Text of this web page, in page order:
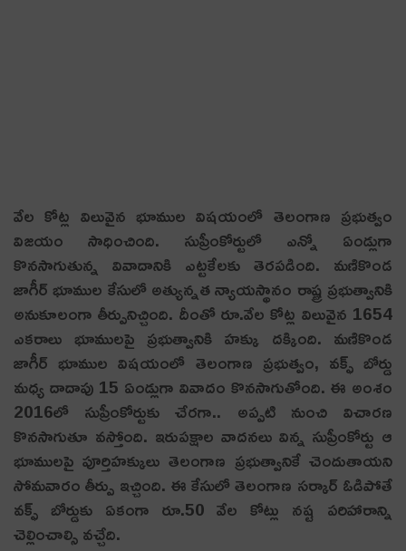
వేల కోట్ల విలువైన భూముల విష‌యంలో తెలంగాణ ప్ర‌భుత్వం
విజ‌యం సాధించింది. సుప్రీంకోర్టులో ఎన్నో ఏండ్లుగా
కొన‌సాగుతున్న వివాదానికి ఎట్ట‌కేల‌కు తెర‌ప‌డింది. మణికొండ
జాగీర్ భూముల కేసులో అత్యున్నత న్యాయస్థానం రాష్ట్ర ప్రభుత్వానికి
అనుకూలంగా తీర్పునిచ్చింది. దీంతో రూ.వేల కోట్ల విలువైన 1654
ఎకరాలు భూములపై ప్రభుత్వానికి హక్కు దక్కింది. మణికొండ
జాగీర్ భూముల విషయంలో తెలంగాణ ప్రభుత్వం, వక్ఫ్ బోర్డు
మధ్య దాదాపు 15 ఏండ్లుగా వివాదం కొనసాగుతోంది. ఈ అంశం
2016లో సుప్రీంకోర్టుకు చేరగా.. అప్పటి నుంచి విచారణ
కొనసాగుతూ వస్తోంది. ఇరుపక్షాల వాదనలు విన్న సుప్రీంకోర్టు ఆ
భూములపై పూర్తిహక్కులు తెలంగాణ ప్రభుత్వానికే చెందుతాయని
సోమవారం తీర్పు ఇచ్చింది. ఈ కేసులో తెలంగాణ సర్కార్ ఓడిపోతే
వక్ఫ్ బోర్డుకు ఏకంగా రూ.50 వేల కోట్లు నష్ట పరిహారాన్ని
చెల్లించాల్సి వచ్చేది.